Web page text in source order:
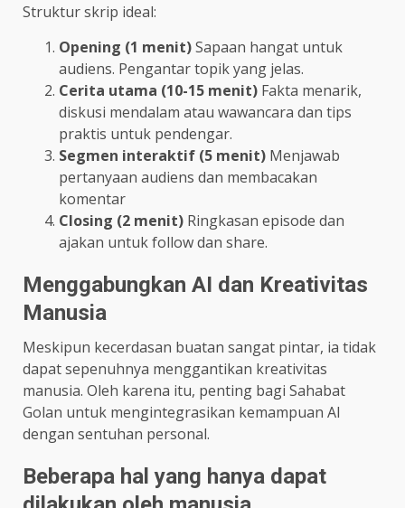
Struktur skrip ideal:
Opening (1 menit)Sapaan hangat untuk
audiens. Pengantar topik yang jelas.
Cerita utama (10-15 menit) Fakta menarik,
diskusi mendalam atau wawancara dan tips
praktis untuk pendengar.
Segmen interaktif (5 menit) Menjawab
pertanyaan audiens dan membacakan
komentar
Closing (2 menit) Ringkasan episode dan
ajakan untuk follow dan share.
Menggabungkan AI dan Kreativitas
Manusia
Meskipun kecerdasan buatan sangat pintar, ia tidak
dapat sepenuhnya menggantikan kreativitas
manusia. Oleh karena itu, penting bagi Sahabat
Golan untuk mengintegrasikan kemampuan AI
dengan sentuhan personal.
Beberapa hal yang hanya dapat